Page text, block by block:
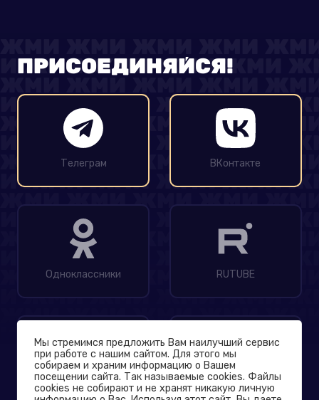
ПРИСОЕДИНЯЙСЯ!
Телеграм ВКонтакте
Одноклассники RUTUBE
MAX Дзен
Мы стремимся предложить Вам наилучший сервис
при работе с нашим сайтом. Для этого мы
собираем и храним информацию о Вашем
посещении сайта. Так называемые cookies. Файлы
cookies не собирают и не хранят никакую личную